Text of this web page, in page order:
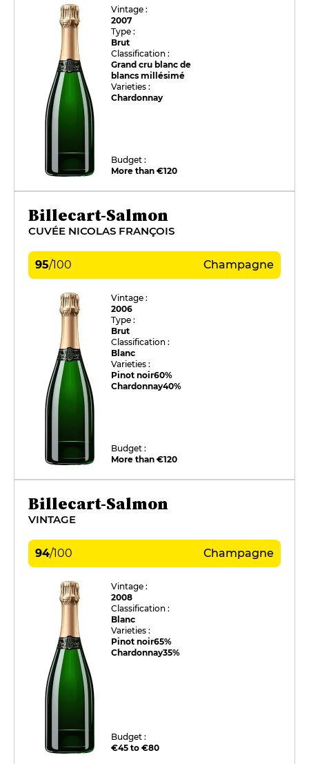
Vintage :
2007
Type :
Brut
Classification :
Grand cru blanc de
blancs millésimé
Varieties :
Chardonnay
Budget :
More than €120
Billecart-Salmon
CUVÉE NICOLAS FRANÇOIS
95/100 Champagne
Vintage :
2006
Type :
Brut
Classification :
Blanc
Varieties :
Pinot noir60%
Chardonnay40%
Budget :
More than €120
Billecart-Salmon
VINTAGE
94/100 Champagne
Vintage :
2008
Classification :
Blanc
Varieties :
Pinot noir65%
Chardonnay35%
Budget :
€45 to €80